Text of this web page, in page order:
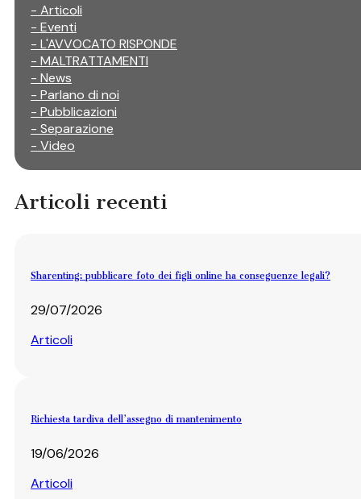
- Articoli
- Eventi
- L'AVVOCATO RISPONDE
- MALTRATTAMENTI
- News
- Parlano di noi
- Pubblicazioni
- Separazione
- Video
Articoli recenti
Sharenting: pubblicare foto dei figli online ha conseguenze legali?
29/07/2026
Articoli
Richiesta tardiva dell’assegno di mantenimento
19/06/2026
Articoli